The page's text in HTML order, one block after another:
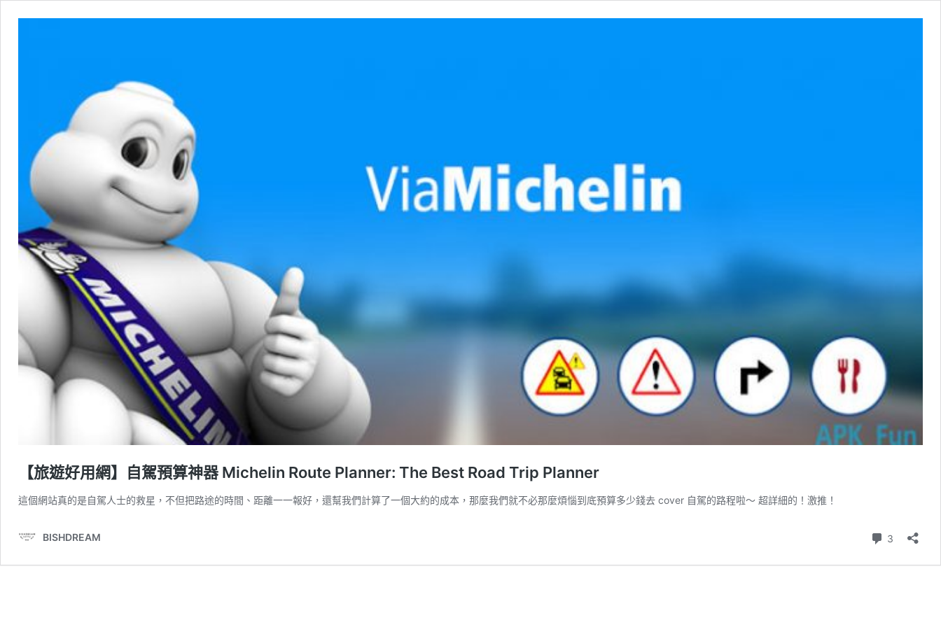
【旅遊好用網】自駕預算神器 Michelin Route Planner: The Best Road Trip Planner
這個網站真的是自駕人士的救星，不但把路途的時間、距離一一報好，還幫我們計算了一個大約的成本，那麼我們就不必那麼煩惱到底預算多少錢去 cover 自駕的路程啦～ 超詳細的！激推！
BISHDREAM 3 則留言